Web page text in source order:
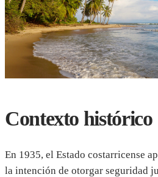
Contexto histórico
En 1935, el Estado costarricense
la intención de otorgar seguridad